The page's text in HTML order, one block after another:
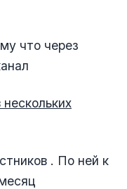
что через
нескольких
. По ней к